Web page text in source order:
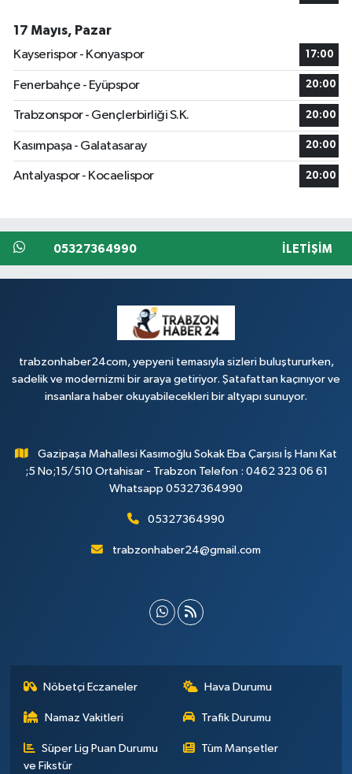
17 Mayıs, Pazar
Kayserispor - Konyaspor
17:00
Fenerbahçe - Eyüpspor 20:00
Trabzonspor - Gençlerbirliği S.K. 20:00
Kasımpaşa - Galatasaray 20:00
Antalyaspor - Kocaelispor 20:00
05327364990 İLETIŞIM
trabzonhaber24com, yepyeni temasıyla sizleri buluştururken,
sadelik ve modernizmi bir araya getiriyor. Şatafattan kaçınıyor ve
insanlara haber okuyabilecekleri bir altyapı sunuyor.
Gazipaşa Mahallesi Kasımoğlu Sokak Eba Çarşısı İş Hanı Kat
;5 No;15/510 Ortahisar - Trabzon Telefon : 0462 323 06 61
Whatsapp 05327364990
05327364990
trabzonhaber24@gmail.com
Nöbetçi Eczaneler Hava Durumu
Namaz Vakitleri Trafik Durumu
Süper Lig Puan Durumu
ve Fikstür
Tüm Manşetler